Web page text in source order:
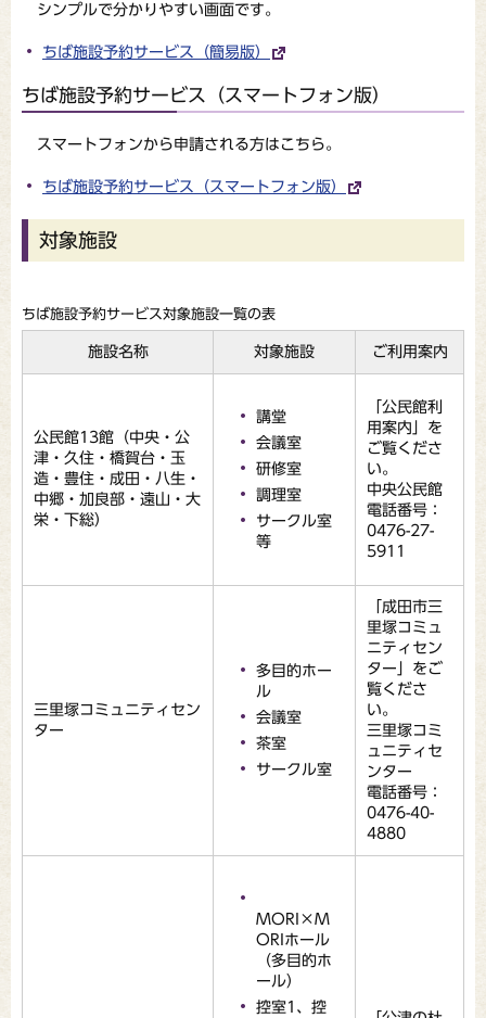
シンプルで分かりやすい画面です。
ちば施設予約サービス（簡易版）
ちば施設予約サービス（スマートフォン版）
スマートフォンから申請される方はこちら。
ちば施設予約サービス（スマートフォン版）
対象施設
ちば施設予約サービス対象施設一覧の表
施設名称 対象施設 ご利用案内
公民館13館（中央・公
津・久住・橋賀台・玉
造・豊住・成田・八生・
中郷・加良部・遠山・大
栄・下総）
講堂
会議室
研修室
調理室
サークル室
等
「公民館利
用案内」を
ご覧くださ
い。
中央公民館
電話番号：
0476-27-
5911
三里塚コミュニティセン
ター
多目的ホー
ル
会議室
茶室
サークル室
「成田市三
里塚コミュ
ニティセン
ター」をご
覧くださ
い。
三里塚コミ
ュニティセ
ンター
電話番号：
0476-40-
4880
MORI×M
ORIホール
（多目的ホ
ール）
控室1、控